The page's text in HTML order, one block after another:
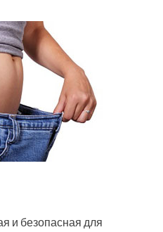
и безопасная для